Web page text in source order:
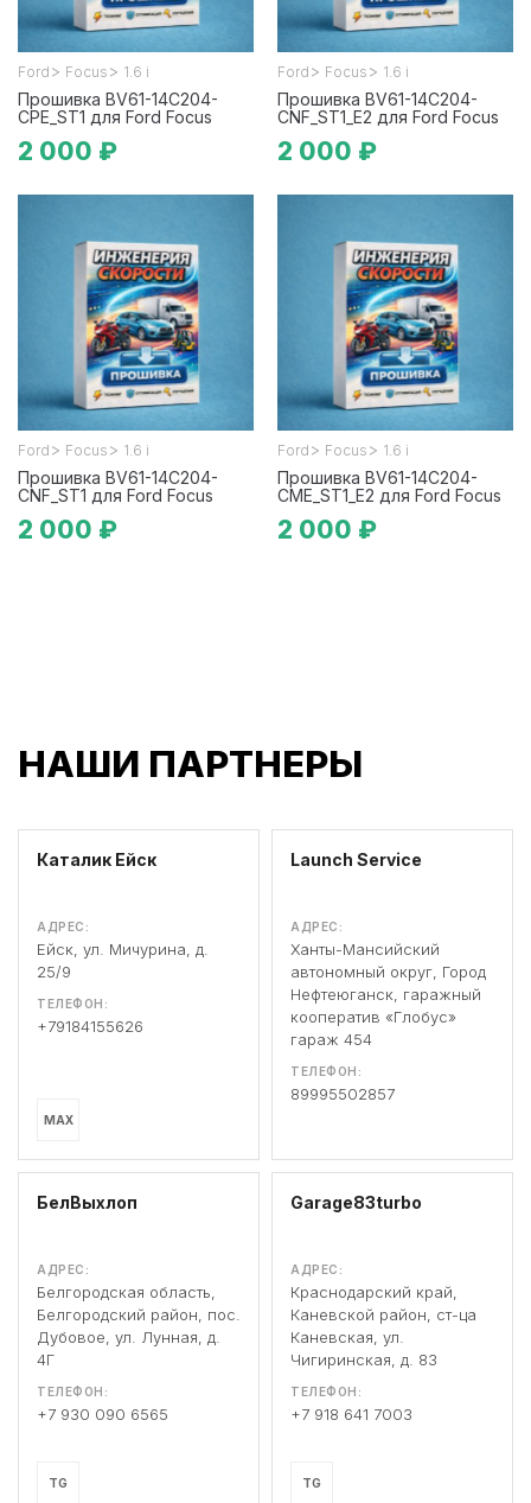
Ford > Focus > 1.6 i
Прошивка BV61-14C204-
CPE_ST1 для Ford Focus
2 000 ₽
Ford > Focus > 1.6 i
Прошивка BV61-14C204-
CNF_ST1_E2 для Ford Focus
2 000 ₽
Ford > Focus > 1.6 i
Прошивка BV61-14C204-
CNF_ST1 для Ford Focus
2 000 ₽
Ford > Focus > 1.6 i
Прошивка BV61-14C204-
CME_ST1_E2 для Ford Focus
2 000 ₽
НАШИ ПАРТНЕРЫ
Каталик Ейск
АДРЕС:
Ейск, ул. Мичурина, д.
25/9
ТЕЛЕФОН:
+79184155626
MAX
Launch Service
АДРЕС:
Ханты-Мансийский
автономный округ, Город
Нефтеюганск, гаражный
кооператив «Глобус»
гараж 454
ТЕЛЕФОН:
89995502857
БелВыхлоп
АДРЕС:
Белгородская область,
Белгородский район, пос.
Дубовое, ул. Лунная, д.
4Г
ТЕЛЕФОН:
+7 930 090 6565
TG
Garage83turbo
АДРЕС:
Краснодарский край,
Каневской район, ст-ца
Каневская, ул.
Чигиринская, д. 83
ТЕЛЕФОН:
+7 918 641 7003
TG